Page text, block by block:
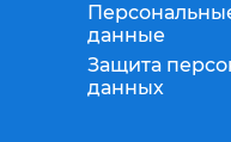
данные
Защита
данных